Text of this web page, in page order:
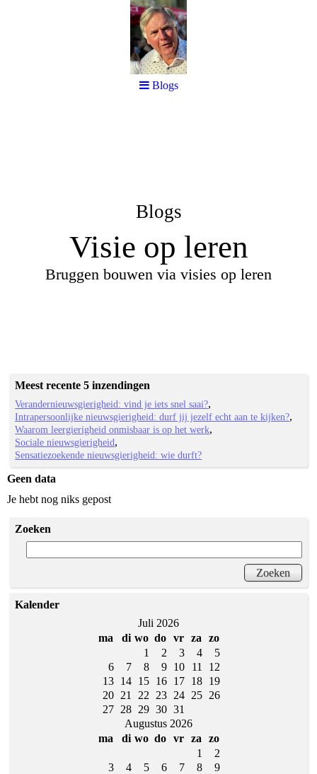
Blogs
Visie op leren
Bruggen bouwen via visies op leren
Meest recente 5 inzendingen
Verandernieuwsgierigheid: vind je iets snel saai?
Intrapersoonlijke nieuwsgierigheid: durf jij jezelf echt aan te kijken?
Waarom leergierigheid onmisbaar is op het werk
Sociale nieuwsgierigheid
Sensatiezoekende nieuwsgierigheid: wie durft?
Geen data
Je hebt nog niks gepost
Zoeken
Kalender
Juli 2026
ma
di wo do vr za
zo
1
2 3 4
5
6
7 8 9 10 11
12
13
14 15 16 17 18
19
20
21 22 23 24 25
26
27
28 29 30 31
Augustus 2026
ma
di wo do vr za
zo
1
2
3
4 5 6 7 8
9
Blogs